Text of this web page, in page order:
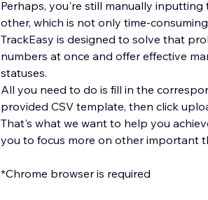
Perhaps, you're still manually
other, which is not only time-
TrackEasy is designed to solve that
numbers at once and offer effective
statuses.
All you need to do is fill in the
provided CSV template, then click
That's what we want to help you
you to focus more on other important
*Chrome browser is required